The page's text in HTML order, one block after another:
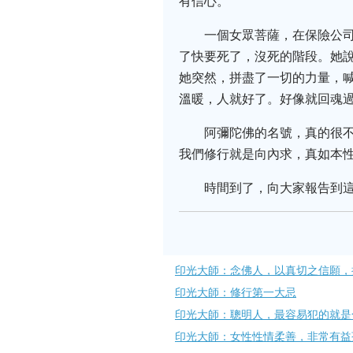
一個女眾菩薩，在保險公
了快要死了，沒死的階段。她
她突然，拼盡了一切的力量，
溫暖，人就好了。好像就回魂
阿彌陀佛的名號，真的很
我們修行就是向內求，真如本
時間到了，向大家報告到
印光大師：念佛人，以真切之信願
印光大師：修行第一大忌
印光大師：聰明人，最容易犯的就
印光大師：女性性情柔善，非常有